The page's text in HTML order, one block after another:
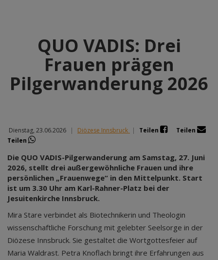
QUO VADIS: Drei
Frauen prägen
Pilgerwanderung 2026
Dienstag, 23.06.2026 | Diözese Innsbruck | Teilen
Teilen
Teilen
Die QUO VADIS-Pilgerwanderung am Samstag, 27. Juni
2026, stellt drei außergewöhnliche Frauen und ihre
persönlichen „Frauenwege“ in den Mittelpunkt. Start
ist um 3.30 Uhr am Karl-Rahner-Platz bei der
Jesuitenkirche Innsbruck.
Mira Stare verbindet als Biotechnikerin und Theologin
wissenschaftliche Forschung mit gelebter Seelsorge in der
Diözese Innsbruck. Sie gestaltet die Wortgottesfeier auf
Maria Waldrast. Petra Knoflach bringt ihre Erfahrungen aus